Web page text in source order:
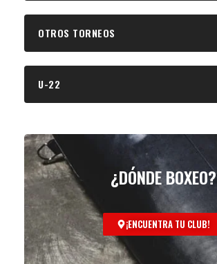
OTROS TORNEOS
U-22
¿DÓNDE BOXEO?
¡ENCUENTRA TU CLUB!